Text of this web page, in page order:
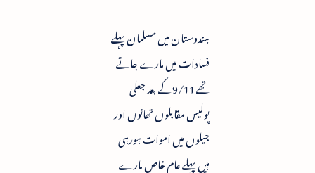
ہندوستان میں مسلمان پہلے
فسادات میں مارے جاتے
تھے 9/11کے بعد جعلی
پولیس مقابلوں تھانوں اور
جیلوں میں اموات ہورہی
ہیں پہلے عام خاص مارے